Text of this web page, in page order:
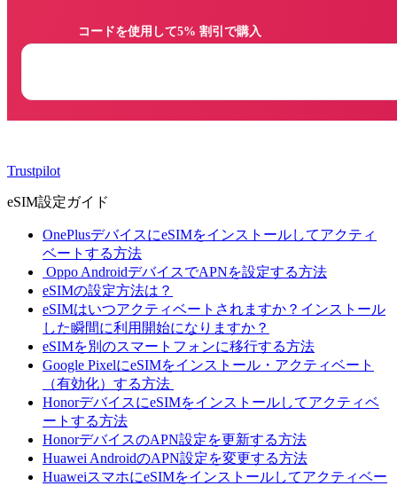
Trustpilot
eSIM設定ガイド
OnePlusデバイスにeSIMをインストールしてアクティ
ベートする方法
Oppo AndroidデバイスでAPNを設定する方法
eSIMの設定方法は？
eSIMはいつアクティベートされますか？インストール
した瞬間に利用開始になりますか？
eSIMを別のスマートフォンに移行する方法
Google PixelにeSIMをインストール・アクティベート
（有効化）する方法
HonorデバイスにeSIMをインストールしてアクティベ
ートする方法
HonorデバイスのAPN設定を更新する方法
Huawei AndroidのAPN設定を変更する方法
HuaweiスマホにeSIMをインストールしてアクティベー